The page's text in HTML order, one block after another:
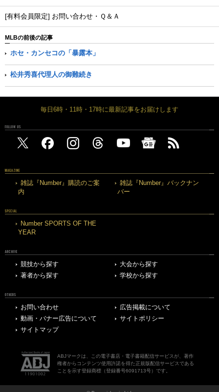
[有料会員限定] お問い合わせ・Ｑ＆Ａ
MLBの前後の記事
ホセ・カンセコの「暴露本」
松井秀喜代理人の御難続き
毎日6時・11時・17時に最新記事をお届けします
FOLLOW US
MAGAZINE
雑誌『Number』購読のご案
内
雑誌『Number』バックナン
バー
SPECIAL
Number SPORTS OF THE
YEAR
ARCHIVE
競技から探す
大会から探す
著者から探す
学校から探す
OTHERS
お問い合わせ
広告掲載について
動画・バナー広告について
サイトポリシー
サイトマップ
ABJマークは、この電子書店・電子書籍配信サービスが、著作
権者からコンテンツ使用許諾を得た正規版配信サービスである
ことを示す登録商標（登録番号6091713号）です。